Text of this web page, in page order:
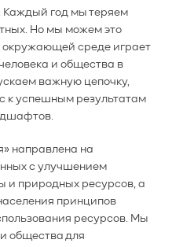
Каждый год мы теряем
Но мы можем это
окружающей среде играет
и общества в
важную цепочку,
к успешным результатам
направлена на
с улучшением
и природных ресурсов, а
принципов
ресурсов. Мы
общества для